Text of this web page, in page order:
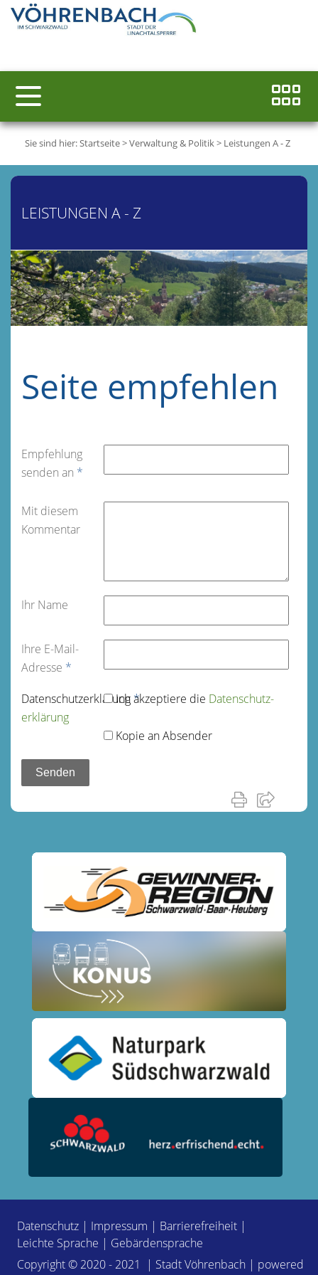
Sie sind hier:Startseite>Verwaltung & Politik> Leistungen A - Z
LEISTUNGEN A - Z
Seite empfehlen
Empfehlung
senden an *
Mit diesem
Kommentar
Ihr Name
Ihre E-Mail-
Adresse *
Datenschutz­erklärung*
Ich akzeptiere die Datenschutz­
erklärung
Kopie an Absender
Datenschutz | Impressum | Barrierefreiheit |
Leichte Sprache | Gebärdensprache
Copyright © 2020 - 2021 | Stadt Vöhrenbach | powered